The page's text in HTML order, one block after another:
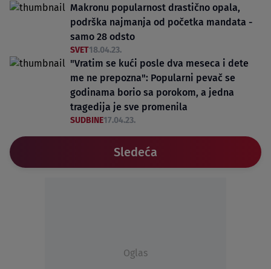
Makronu popularnost drastično opala,
podrška najmanja od početka mandata -
samo 28 odsto
SVET18.04.23.
"Vratim se kući posle dva meseca i dete
me ne prepozna": Popularni pevač se
godinama borio sa porokom, a jedna
tragedija je sve promenila
SUDBINE17.04.23.
Sledeća
Oglas